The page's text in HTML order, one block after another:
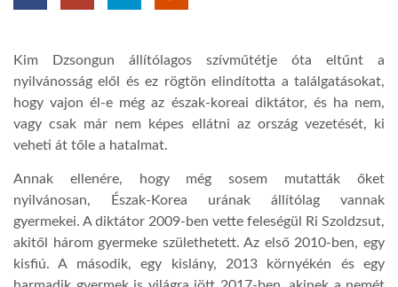
TROPICALMAGAZIN
AFRIKA TUDÁSTÁR
A NAP SZÉPE
LINKTR.EE
Kim Dzsongun állítólagos szívműtétje óta eltűnt a
nyilvánosság elől és ez rögtön elindította a találgatásokat,
hogy vajon él-e még az észak-koreai diktátor, és ha nem,
vagy csak már nem képes ellátni az ország vezetését, ki
veheti át tőle a hatalmat.
Annak ellenére, hogy még sosem mutatták őket
nyilvánosan, Észak-Korea urának állítólag vannak
gyermekei. A diktátor 2009-ben vette feleségül Ri Szoldzsut,
akitől három gyermeke születhetett. Az első 2010-ben, egy
kisfiú. A második, egy kislány, 2013 környékén és egy